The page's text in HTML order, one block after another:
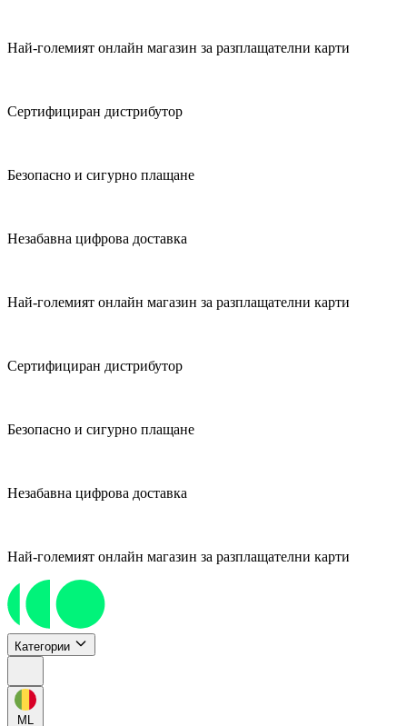
Най-големият онлайн магазин за разплащателни карти
Сертифициран дистрибутор
Безопасно и сигурно плащане
Незабавна цифрова доставка
Най-големият онлайн магазин за разплащателни карти
Сертифициран дистрибутор
Безопасно и сигурно плащане
Незабавна цифрова доставка
Най-големият онлайн магазин за разплащателни карти
Категории
ML